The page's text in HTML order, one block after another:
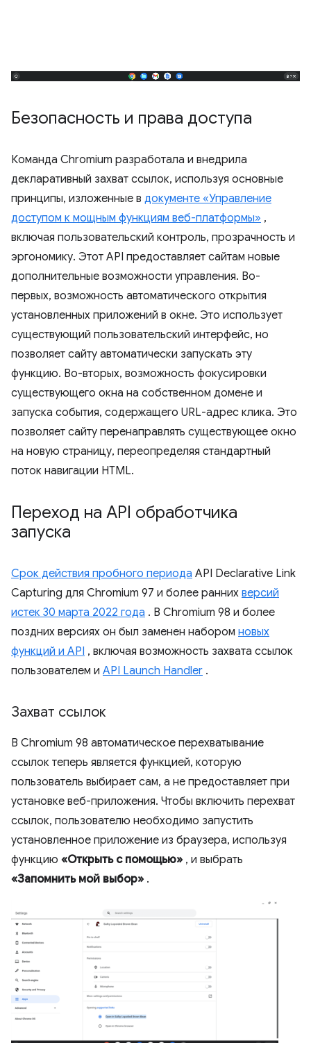
Безопасность и права доступа
Команда Chromium разработала и внедрила
декларативный захват ссылок, используя основные
принципы, изложенные в документе «Управление
доступом к мощным функциям веб-платформы» ,
включая пользовательский контроль, прозрачность и
эргономику. Этот API предоставляет сайтам новые
дополнительные возможности управления. Во-
первых, возможность автоматического открытия
установленных приложений в окне. Это использует
существующий пользовательский интерфейс, но
позволяет сайту автоматически запускать эту
функцию. Во-вторых, возможность фокусировки
существующего окна на собственном домене и
запуска события, содержащего URL-адрес клика. Это
позволяет сайту перенаправлять существующее окно
на новую страницу, переопределяя стандартный
поток навигации HTML.
Переход на API обработчика
запуска
Срок действия пробного периода API Declarative Link
Capturing для Chromium 97 и более ранних версий
истек 30 марта 2022 года . В Chromium 98 и более
поздних версиях он был заменен набором новых
функций и API , включая возможность захвата ссылок
пользователем и API Launch Handler .
Захват ссылок
В Chromium 98 автоматическое перехватывание
ссылок теперь является функцией, которую
пользователь выбирает сам, а не предоставляет при
установке веб-приложения. Чтобы включить перехват
ссылок, пользователю необходимо запустить
установленное приложение из браузера, используя
функцию «Открыть с помощью» , и выбрать
«Запомнить мой выбор» .